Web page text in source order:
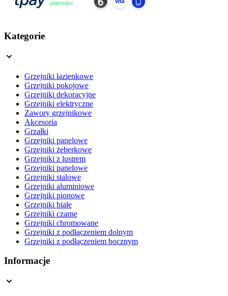
Kategorie
Grzejniki łazienkowe
Grzejniki pokojowe
Grzejniki dekoracyjne
Grzejniki elektryczne
Zawory grzejnikowe
Akcesoria
Grzałki
Grzejniki panelowe
Grzejniki żeberkowe
Grzejniki z lustrem
Grzejniki panelowe
Grzejniki stalowe
Grzejniki aluminiowe
Grzejniki pionowe
Grzejniki białe
Grzejniki czarne
Grzejniki chromowane
Grzejniki z podłączeniem dolnym
Grzejniki z podłączeniem bocznym
Informacje